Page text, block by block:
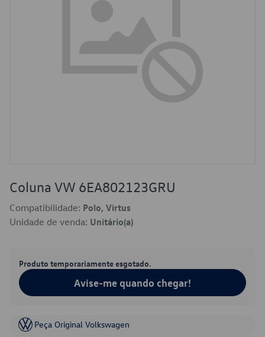
Coluna VW 6EA802123GRU
Compatibilidade: Polo, Virtus
Unidade de venda: Unitário(a)
Produto temporariamente esgotado.
Avise-me quando chegar!
Peça Original Volkswagen